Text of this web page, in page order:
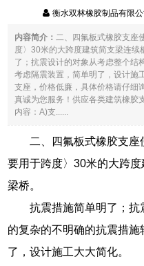
衡水双林橡胶制品有限
内容简介： 二、四氟板式橡胶支座
度〉30米的大跨度建筑简支梁连
了；抗震设计的对象从考虑整个结
考虑隔震装置，简单明了，设计施
支座，价格低廉，具体价格请仔细
真诚为您服务！供应各类建筑橡胶
内容：A)支......
二、四氟板式橡胶支
要用于跨度〉30米的大跨
梁桥。
抗震措施简单明了；
的复杂的不明确的抗震措
了，设计施工大大简化。